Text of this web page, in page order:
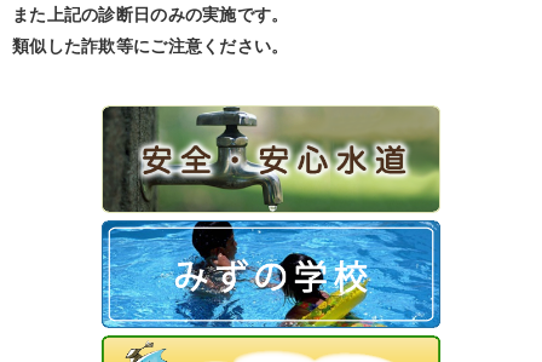
また上記の診断日のみの実施です。
類似した詐欺等にご注意ください。